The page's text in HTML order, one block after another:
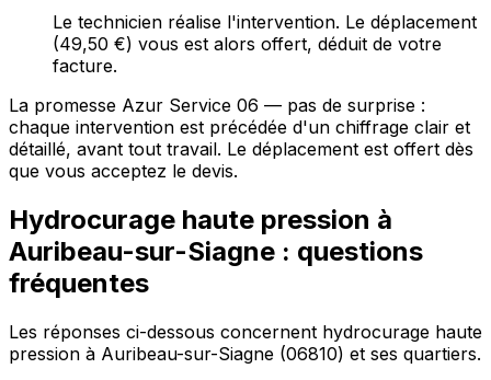
Le technicien réalise l'intervention. Le déplacement
(49,50 €) vous est alors offert, déduit de votre
facture.
La promesse Azur Service 06 — pas de surprise :
chaque intervention est précédée d'un chiffrage clair et
détaillé, avant tout travail. Le déplacement est offert dès
que vous acceptez le devis.
Hydrocurage haute pression à
Auribeau-sur-Siagne : questions
fréquentes
Les réponses ci-dessous concernent hydrocurage haute
pression à Auribeau-sur-Siagne (06810) et ses quartiers.